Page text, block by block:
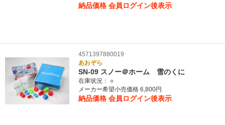
納品価格 会員ログイン後表示
4571397880019
あおぞら
SN-09 スノー＠ホーム 雪のくに
在庫状況：
○
メーカー希望小売価格 6,800円
納品価格 会員ログイン後表示